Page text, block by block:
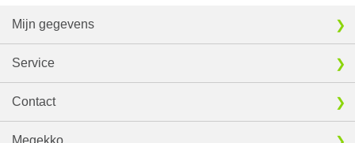
Mijn gegevens
Service
Contact
Megekko